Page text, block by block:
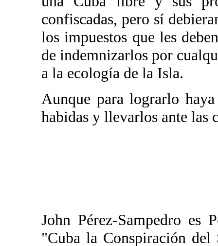
confiscadas, pero sí
los impuestos que les
de indemnizarlos por
a la ecología de la Isla.
Aunque para lograrlo
habidas y llevarlos ante las
John Pérez-Sampedro es
"Cuba la Conspiración